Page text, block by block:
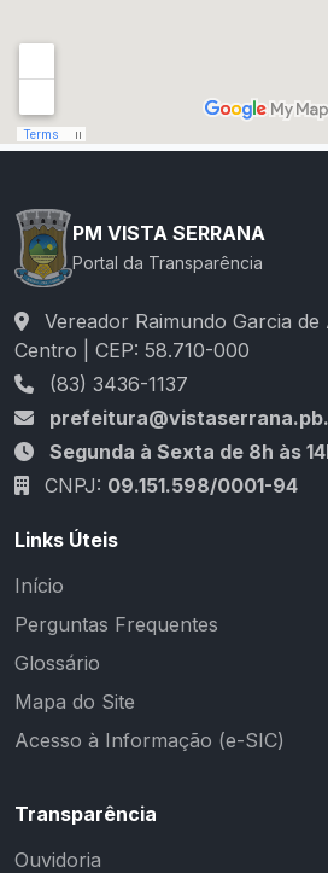
PM VISTA SERRANA
Portal da Transparência
Vereador Raimundo Garcia
Centro | CEP: 58.710-000
(83) 3436-1137
Segunda à Sexta de 8h às
CNPJ: 09.151.598/0001-94
Links Úteis
Início
Perguntas Frequentes
Glossário
Mapa do Site
Acesso à Informação (e-SIC)
Transparência
Ouvidoria